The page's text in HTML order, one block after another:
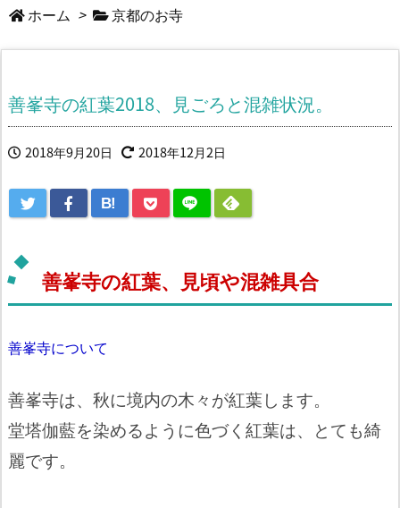
ホーム > 京都のお寺
善峯寺の紅葉2018、見ごろと混雑状況。
2018年9月20日 2018年12月2日
B!
善峯寺の紅葉、見頃や混雑具合
善峯寺について
善峯寺は、秋に境内の木々が紅葉します。
堂塔伽藍を染めるように色づく紅葉は、とても綺
麗です。